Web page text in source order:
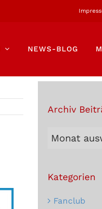
NEWS-BLOG
Archiv
Archiv
Beiträge
Kategorien
Fanclub